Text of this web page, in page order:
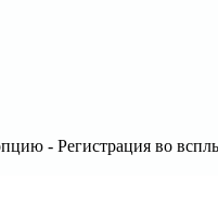
- Регистрация во